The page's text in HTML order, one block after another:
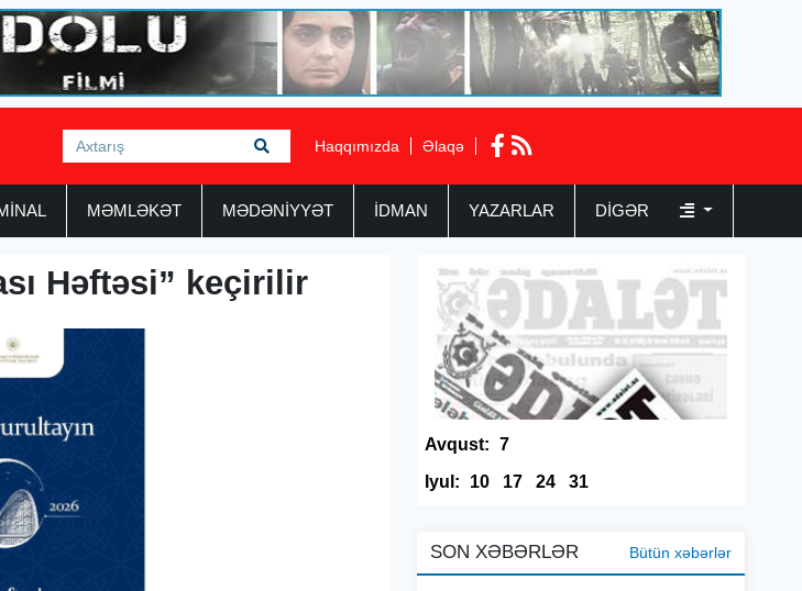
Haqqımızda Əlaqə
MƏMLƏKƏT MƏDƏNİYYƏT İDMAN YAZARLAR DIGƏR
Həftəsi” keçirilir
Avqust: 7
Iyul:
10 17 24 31
SON XƏBƏRLƏR Bütün xəbərlər